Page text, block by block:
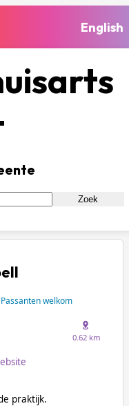
English
Zoek
Passanten welkom
0.62 km
praktijk.